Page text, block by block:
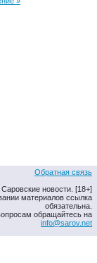
Обратная связь
новости. [18+]
материалов ссылка
обязательна.
обращайтесь на
info@sarov.net